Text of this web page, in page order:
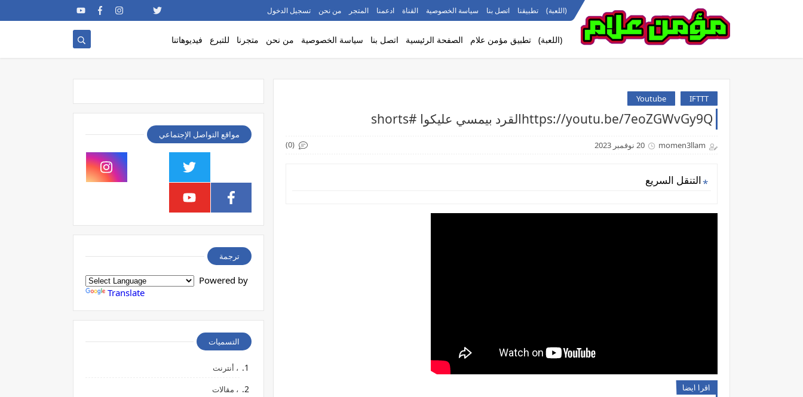
(اللعبة) تطبيقنا اتصل بنا سياسة الخصوصية القناة ادعمنا المتجر من نحن تسجيل الدخول
(اللعبة) تطبيق مؤمن علام الصفحة الرئيسية اتصل بنا سياسة الخصوصية من نحن متجرنا للتبرع فيديوهاتنا
IFTTT
Youtube
https://youtu.be/7eoZGWvGy9Qالقرد بيمسي عليكوا #shorts
momen3llam 20 نوفمبر 2023 (0)
التنقل السريع
اقرا ايضا
مواقع التواصل الإجتماعي
ترجمة
Powered by
Translate
التسميات
، أنترنت
، مقالات